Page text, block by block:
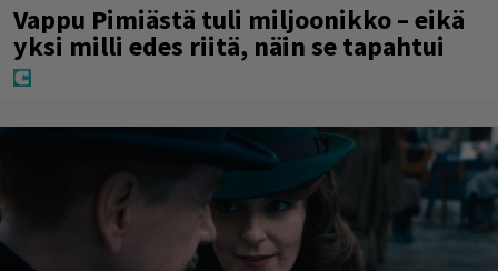
Vappu Pimiästä tuli miljoonikko – eikä
yksi milli edes riitä, näin se tapahtui